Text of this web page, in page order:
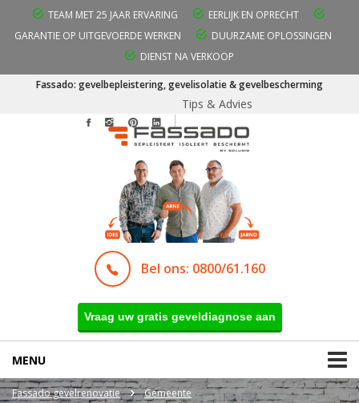
TEAM MET 25 JAAR ERVARING
EERLIJK EN OPRECHT
GARANTIE OP UITGEVOERDE WERKEN
DUURZAME OPLOSSINGEN
DIENST NA VERKOOP
Fassado: gevelbepleistering, gevelisolatie & gevelbescherming
Tips & Advies
Bel ons: 0800/61.160
Vraag uw gratis geveldiagnose aan
MENU
Fassado gevelrenovatie
Gemeente